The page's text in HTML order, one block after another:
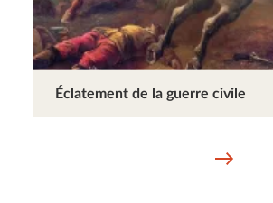
Éclatement de la guerre civile